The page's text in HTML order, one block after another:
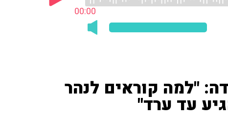
00:00
"למה קוראים לנהר
עד ערד"